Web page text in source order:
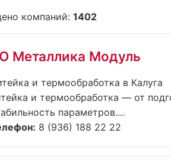
компаний: 1402
Металлика Модуль
и термообработка в Калуга
и термообработка — от
параметров....
8 (936) 188 22 22